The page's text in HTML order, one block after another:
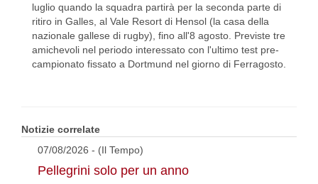
luglio quando la squadra partirà per la seconda parte di
ritiro in Galles, al Vale Resort di Hensol (la casa della
nazionale gallese di rugby), fino all'8 agosto. Previste tre
amichevoli nel periodo interessato con l'ultimo test pre-
campionato fissato a Dortmund nel giorno di Ferragosto.
Notizie correlate
07/08/2026 - (Il Tempo)
Pellegrini solo per un anno